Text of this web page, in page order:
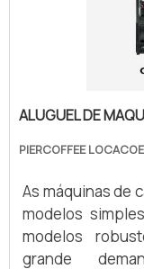
ALUGUEL DE
PIERCOFFEE
As máquinas de
modelos
modelos
grande